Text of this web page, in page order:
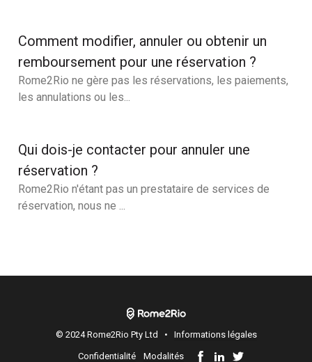
Comment modifier, annuler ou obtenir un
remboursement pour une réservation ?
Rome2Rio ne gère pas les réservations, les paiements,
les annulations ou les...
Qui dois-je contacter pour annuler une
réservation ?
Rome2Rio n'étant pas un prestataire de services de
réservation, nous ne ...
© 2024 Rome2Rio Pty Ltd • Informations légales
Confidentialité Modalités